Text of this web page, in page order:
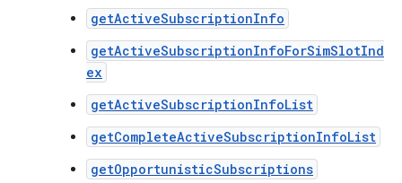
getActiveSubscriptionInfo
getActiveSubscriptionInfoForSimSlotInd
ex
getActiveSubscriptionInfoList
getCompleteActiveSubscriptionInfoList
getOpportunisticSubscriptions